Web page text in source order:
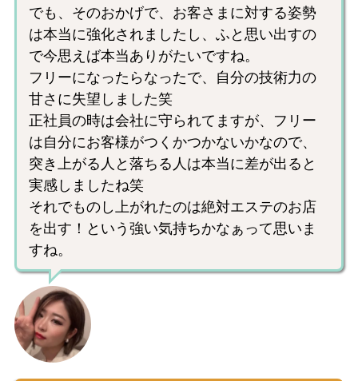
でも、そのおかげで、お客さまに対する姿勢
は本当に強化されましたし、ふと思い出すの
で今思えば本当ありがたいですね。
フリーになったらなったで、自分の技術力の
甘さに失望しました笑
正社員の時は会社に守られてますが、フリー
は自分にお客様がつくかつかないかなので、
突き上がる人と落ちる人は本当に差が出ると
実感しましたね笑
それでものし上がれたのは絶対エステのお店
を出す！という強い気持ちかなぁって思いま
すね。